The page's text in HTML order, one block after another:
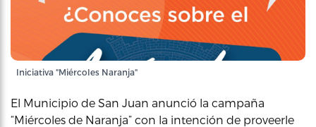
Iniciativa "Miércoles Naranja"
El Municipio de San Juan anunció la campaña
“Miércoles de Naranja” con la intención de proveerle